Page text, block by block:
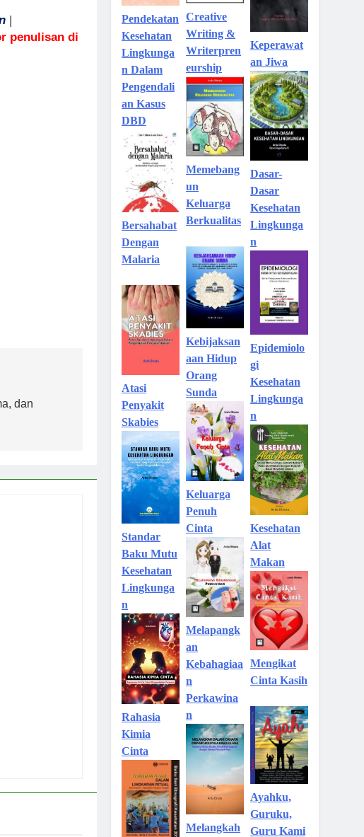
|
penulisan di
dan
Pendekatan
Kesehatan
Lingkunga
n Dalam
Pengendali
an Kasus
DBD
Bersahabat
Dengan
Malaria
Atasi
Penyakit
Skabies
Standar
Baku Mutu
Kesehatan
Lingkunga
n
Rahasia
Kimia
Cinta
Creative
Writing &
Writerpren
eurship
Memebang
un
Keluarga
Berkualitas
Kebijaksan
aan Hidup
Orang
Sunda
Keluarga
Penuh
Cinta
Melapangk
an
Kebahagiaa
n
Perkawina
n
Melangkah
Keperawat
an Jiwa
Dasar-
Dasar
Kesehatan
Lingkunga
n
Epidemiolo
gi
Kesehatan
Lingkunga
n
Kesehatan
Alat
Makan
Mengikat
Cinta Kasih
Ayahku,
Guruku,
Guru Kami